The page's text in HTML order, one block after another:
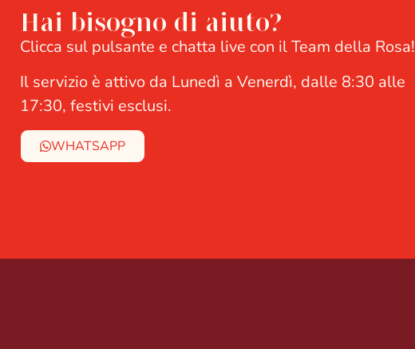
Hai bisogno di aiuto?
Clicca sul pulsante e chatta live con il Team della Rosa!
Il servizio è attivo da Lunedì a Venerdì, dalle 8:30 alle
17:30, festivi esclusi.
WHATSAPP